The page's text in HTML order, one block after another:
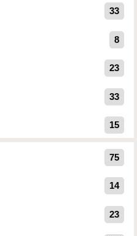
33
8
23
33
15
75
14
23